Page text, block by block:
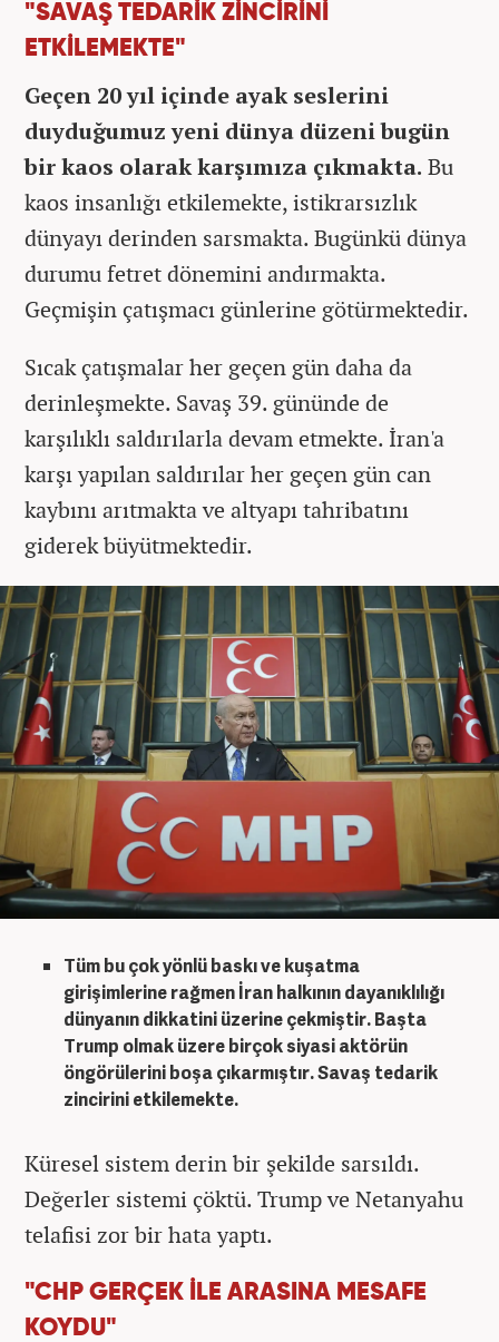
"SAVAŞ TEDARİK ZİNCİRİNİ
ETKİLEMEKTE"
Geçen 20 yıl içinde ayak seslerini
duyduğumuz yeni dünya düzeni bugün
bir kaos olarak karşımıza çıkmakta. Bu
kaos insanlığı etkilemekte, istikrarsızlık
dünyayı derinden sarsmakta. Bugünkü dünya
durumu fetret dönemini andırmakta.
Geçmişin çatışmacı günlerine götürmektedir.
Sıcak çatışmalar her geçen gün daha da
derinleşmekte. Savaş 39. gününde de
karşılıklı saldırılarla devam etmekte. İran'a
karşı yapılan saldırılar her geçen gün can
kaybını arıtmakta ve altyapı tahribatını
giderek büyütmektedir.
Tüm bu çok yönlü baskı ve kuşatma
girişimlerine rağmen İran halkının dayanıklılığı
dünyanın dikkatini üzerine çekmiştir. Başta
Trump olmak üzere birçok siyasi aktörün
öngörülerini boşa çıkarmıştır. Savaş tedarik
zincirini etkilemekte.
Küresel sistem derin bir şekilde sarsıldı.
Değerler sistemi çöktü. Trump ve Netanyahu
telafisi zor bir hata yaptı.
"CHP GERÇEK İLE ARASINA MESAFE
KOYDU"